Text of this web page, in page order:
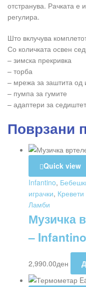
отстранува. Рачката е
регулира.
Што вклучува
Со количката освен
– зимска прекривка
– торба
– мрежа за заштита од
– пумпа за гумите
– адаптери за
Поврзани
Quick view
Infantino,
играчки,
Ламби
Музичка
– Infantino
2,990.00ден